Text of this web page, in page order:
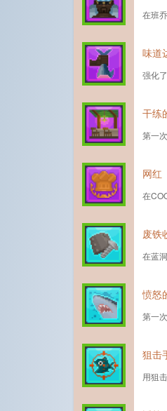
在班
味道
强化
干练
第一
网红
在
废铁
在蓝
愤怒
第一
狙击
用狙